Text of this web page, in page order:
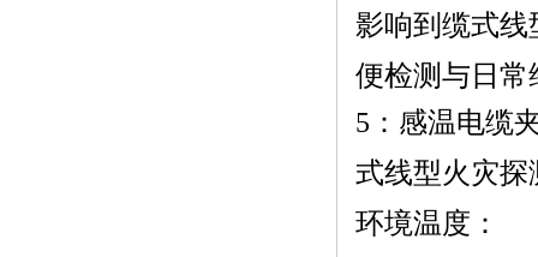
影响到缆式线
便检测与日常
5：感温电缆
式线型火灾探
环境温度：